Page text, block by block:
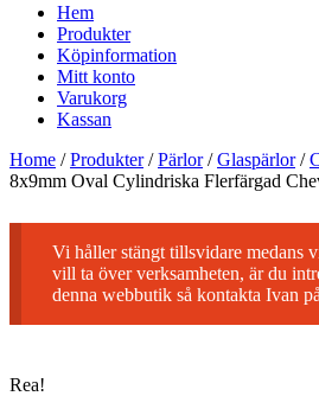
Hem
Produkter
Köpinformation
Mitt konto
Varukorg
Kassan
Home / Produkter / Pärlor / Glaspärlor /
8x9mm Oval Cylindriska Flerfärgad
Vi håller stängt tillsvidare medans
vill ta över verksamheten, är du
denna webbutik så kontakta Ivan
Rea!